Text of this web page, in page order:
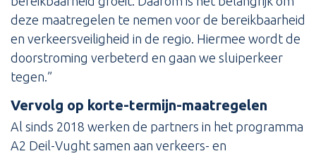
deze maatregelen te nemen voor de bereikbaarheid
en verkeersveiligheid in de regio. Hiermee wordt de
doorstroming verbeterd en gaan we sluiperkeer
tegen.”
Vervolg op korte-termijn-maatregelen
Al sinds 2018 werken de partners in het programma
A2 Deil-Vught samen aan verkeers- en